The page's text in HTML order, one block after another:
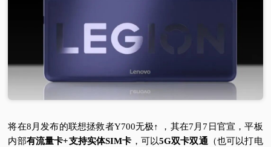
将在8月发布的联想拯救者Y700无极↑ ，其在7月7日官宣，平板
内部有流量卡+支持实体SIM卡 ，可以5G双卡双通 （也可以打电